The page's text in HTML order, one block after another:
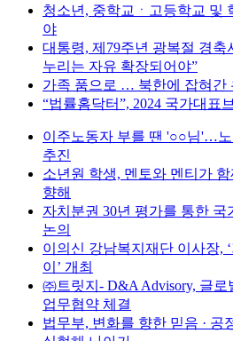
청소년, 중학교ㆍ고등학교 및
야
대통령, 제79주년 광복절 경
누리는 자유 확장되어야”
가족 품으로 … 북한에 잡혀간
“법률홈닥터”, 2024 국가대표
이주노동자 부를 땐 '○○님'…
추진
소년원 학생, 멘토와 멘티가
향해
자치분권 30년 평가를 통한 국
논의
이의신 강남복지재단 이사장,
이’ 개최
㈜트릿지- D&A Advisory, 글
업무협약 체결
법무부, 변화를 향한 믿음 · 공